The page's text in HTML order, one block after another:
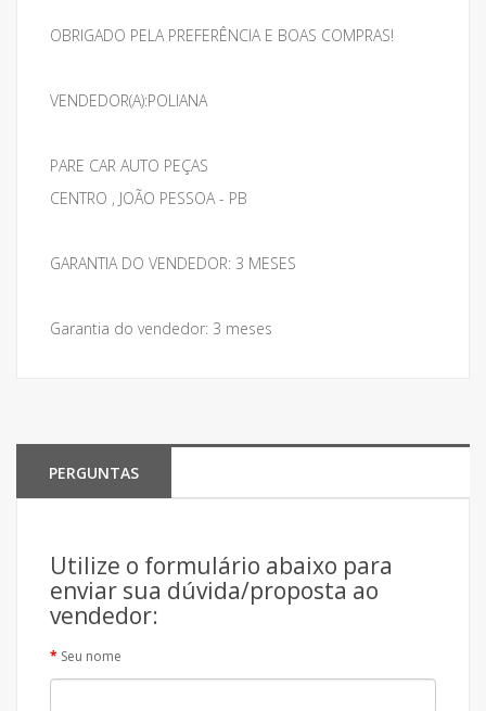
OBRIGADO PELA PREFERÊNCIA E BOAS COMPRAS!
VENDEDOR(A):POLIANA
PARE CAR AUTO PEÇAS
CENTRO , JOÃO PESSOA - PB
GARANTIA DO VENDEDOR: 3 MESES
Garantia do vendedor: 3 meses
PERGUNTAS
Utilize o formulário abaixo para
enviar sua dúvida/proposta ao
vendedor:
Seu nome